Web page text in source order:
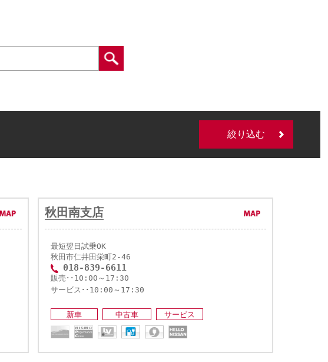
絞り込む
秋田南支店
最短翌日試乗OK
秋田市仁井田栄町2-46
018-839-6611
販売･･10:00～17:30
サービス･･10:00～17:30
新車 中古車 サービス